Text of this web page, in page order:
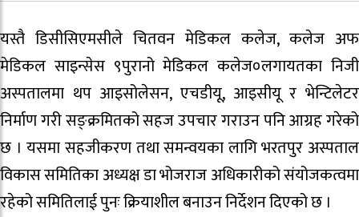
यस्तै डिसीसिएमसीले चितवन मेडिकल कलेज, कलेज अफ
मेडिकल साइन्सेस ९पुरानो मेडिकल कलेज०लगायतका निजी
अस्पतालमा थप आइसोलेसन, एचडीयू, आइसीयू र भेन्टिलेटर
निर्माण गरी सङ्क्रमितको सहज उपचार गराउन पनि आग्रह गरेको
छ । यसमा सहजीकरण तथा समन्वयका लागि भरतपुर अस्पताल
विकास समितिका अध्यक्ष डा भोजराज अधिकारीको संयोजकत्वमा
रहेको समितिलाई पुनः क्रियाशील बनाउन निर्देशन दिएको छ ।